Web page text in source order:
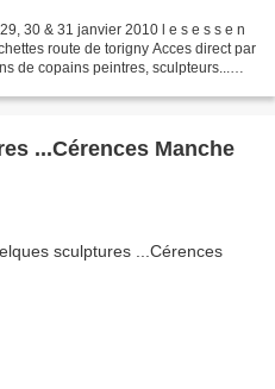
30 & 31 janvier 2010 l e s e s s e n
route de torigny Acces direct par
de copains peintres, sculpteurs...
...Cérences Manche